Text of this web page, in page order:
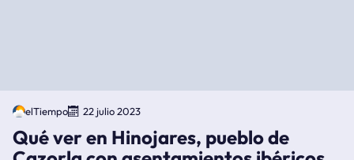
elTiempo 22 julio 2023
Qué ver en Hinojares, pueblo de